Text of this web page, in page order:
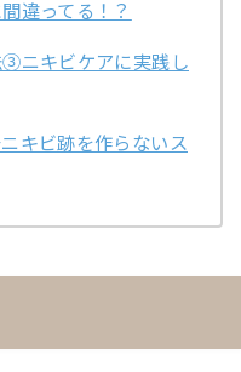
違ってる！？
ニキビケアに実践し
キビ跡を作らないス